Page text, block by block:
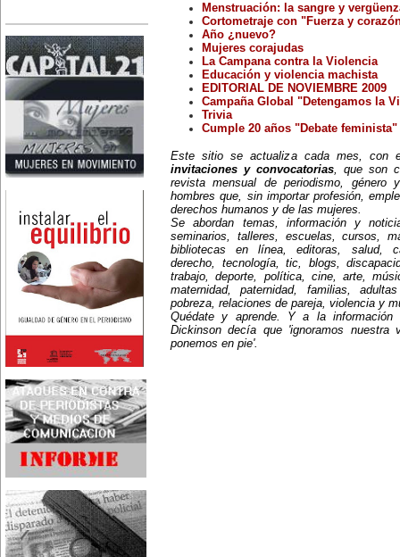
EFEMÉRIDES DE MARZO
1 de marzo:
Nace en Santiago, Chile, la
escritora Mercedes Valenzuela
Alvarez (1924-1993), más
conocida como Mercedes
Valdivieso. En 1961 publica 'La
Brecha', considerada como la
primera novela feminista de
Latinoamérica.
4 de marzo:
En México muere Adelina
Zendejas (1909-1993), periodista,
derechos de las mujeres.
5 de marzo:
En Dijon fallece Gabrielle Suchon
(1703), notable filósofa francesa,
autora del Tratado de la moral y
de la política (1693), la primera
obra explícitamente filosófica
escrita por una mujer en el
8 de marzo:
nace Juana Fernández Morales
(1895-1980), poeta conocida
Ibarbourou, o 'Juana de América'.
Se la considera una de las figuras
clave de la poesía
hispanoamericana
contemporánea.
14 de marzo:
Nace, en la Ciudad de México,
Matilde Montoya (1857-1938). Fue
título de médica cirujana en 1887.
16 de marzo:
La pacifista estadounidense
Rachel Corrie es arrollada (2003)
por una excavadora militar en
Gaza, cuando actuaba como
Menstruación: la sangre y
Cortometraje con "Fuerza y
Año ¿nuevo?
Mujeres corajudas
La Campana contra la Violencia
Educación y violencia machista
EDITORIAL DE NOVIEMBRE 2009
Campaña Global "Detengamos la
Trivia
Cumple 20 años "Debate feminista"
Este sitio se actualiza cada mes, con
invitaciones y convocatorias, que son
revista mensual de periodismo, género
hombres que, sin importar profesión,
derechos humanos y de las mujeres.
Se abordan temas, información y
seminarios, talleres, escuelas, cursos,
bibliotecas en línea, editoras, salud,
derecho, tecnología, tic, blogs,
trabajo, deporte, política, cine, arte,
maternidad, paternidad, familias,
pobreza, relaciones de pareja, violencia y
Quédate y aprende. Y a la
Dickinson decía que 'ignoramos nuestra
ponemos en pie'.